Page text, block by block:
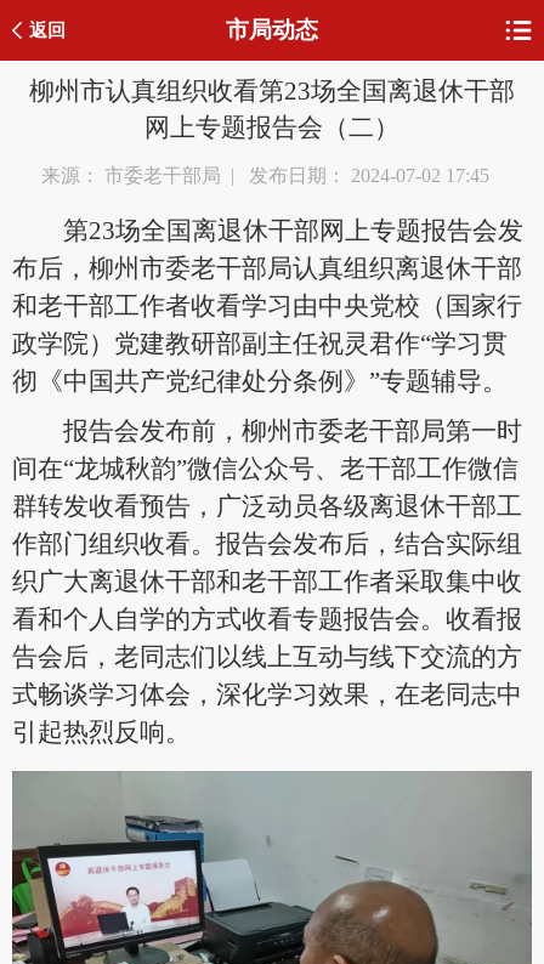
返回 市局动态
柳州市认真组织收看第23场全国离退休干部
网上专题报告会（二）
来源： 市委老干部局 | 发布日期： 2024-07-02 17:45
第23场全国离退休干部网上专题报告会发
布后，柳州市委老干部局认真组织离退休干部
和老干部工作者收看学习由中央党校（国家行
政学院）党建教研部副主任祝灵君作“学习贯
彻《中国共产党纪律处分条例》”专题辅导。
报告会发布前，柳州市委老干部局第一时
间在“龙城秋韵”微信公众号、老干部工作微信
群转发收看预告，广泛动员各级离退休干部工
作部门组织收看。报告会发布后，结合实际组
织广大离退休干部和老干部工作者采取集中收
看和个人自学的方式收看专题报告会。收看报
告会后，老同志们以线上互动与线下交流的方
式畅谈学习体会，深化学习效果，在老同志中
引起热烈反响。